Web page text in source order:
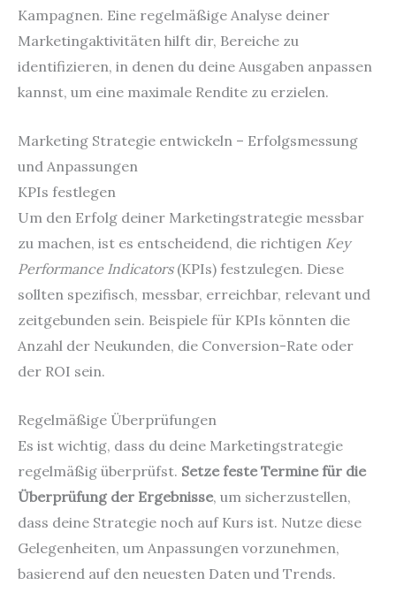
Kampagnen. Eine regelmäßige Analyse deiner
Marketingaktivitäten hilft dir, Bereiche zu
identifizieren, in denen du deine Ausgaben anpassen
kannst, um eine maximale Rendite zu erzielen.
Marketing Strategie entwickeln – Erfolgsmessung
und Anpassungen
KPIs festlegen
Um den Erfolg deiner Marketingstrategie messbar
zu machen, ist es entscheidend, die richtigen Key
Performance Indicators(KPIs) festzulegen. Diese
sollten spezifisch, messbar, erreichbar, relevant und
zeitgebunden sein. Beispiele für KPIs könnten die
Anzahl der Neukunden, die Conversion-Rate oder
der ROI sein.
Regelmäßige Überprüfungen
Es ist wichtig, dass du deine Marketingstrategie
regelmäßig überprüfst. Setze feste Termine für die
Überprüfung der Ergebnisse, um sicherzustellen,
dass deine Strategie noch auf Kurs ist. Nutze diese
Gelegenheiten, um Anpassungen vorzunehmen,
basierend auf den neuesten Daten und Trends.